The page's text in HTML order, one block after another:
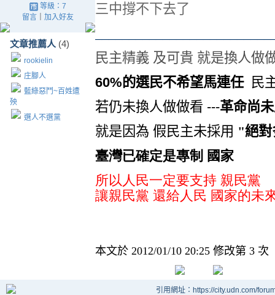
等級：7
留言｜ 加入好友
文章推薦人 (4)
rookielin
庄腳人
藍綠惡鬥~百姓遭
殃
選人不選黨
三中撐不下去了
民主精義 及可貴 就是換人做
60%的選民不希望馬連任 民
若仍未換人做做看 ---革命尚
就是因為 假民主未採用 "絕
臺灣已確定是專制 國家
所以人民一定要支持 親民黨
讓親民黨 還給人民 國家的未
本文於 2012/01/10 20:25 修改第 3 次
引用網址：https://city.udn.com/